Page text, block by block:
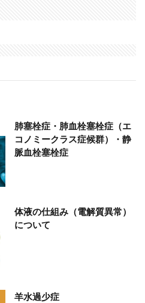
肺塞栓症・肺血栓塞栓症（エ
コノミークラス症候群）・静
脈血栓塞栓症
体液の仕組み（電解質異常）
について
羊水過少症